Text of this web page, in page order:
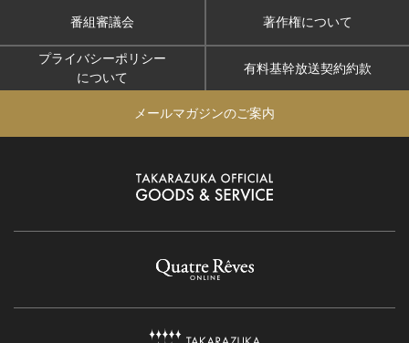
番組審議会 著作権について
プライバシーポリシー
について
有料基幹放送契約約款
メールマガジンのご案内